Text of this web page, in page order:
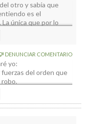
otro y sabía que
es el
única que por lo
y que había
canaria. Los demás
DENUNCIAR COMENTARIO
yo:
del orden que
nos rodea , se
bien.